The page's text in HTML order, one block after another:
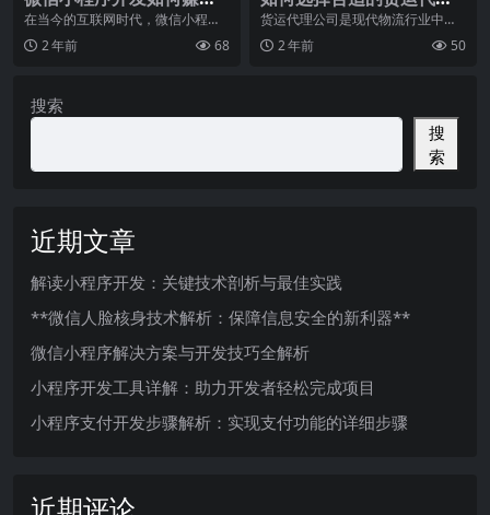
钱？这五个方法教你盈利
在当今的互联网时代，微信小程序
已经成为了一种新的商业模式。尤
其长春微信小程序开发
2 年前 68
公司
货运代理公司是现代物流行业中的
关键角色，他们提供着全球范围内
的货物运输和物流解决
2 年前 50
搜索
搜
索
近期文章
解读小程序开发：关键技术剖析与最佳实践
**微信人脸核身技术解析：保障信息安全的新利器**
微信小程序解决方案与开发技巧全解析
小程序开发工具详解：助力开发者轻松完成项目
小程序支付开发步骤解析：实现支付功能的详细步骤